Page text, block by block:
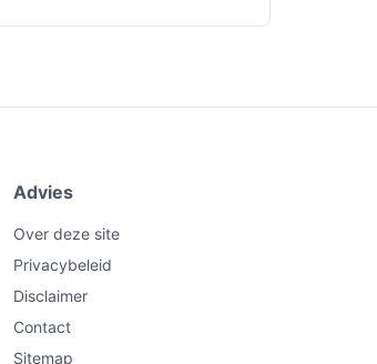
Advies
Over deze site
Privacybeleid
Disclaimer
Contact
Sitemap